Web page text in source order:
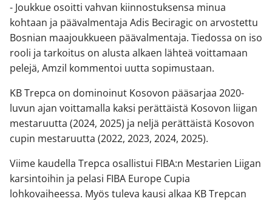
- Joukkue osoitti vahvan kiinnostuksensa minua
kohtaan ja päävalmentaja Adis Beciragic on arvostettu
Bosnian maajoukkueen päävalmentaja. Tiedossa on iso
rooli ja tarkoitus on alusta alkaen lähteä voittamaan
pelejä, Amzil kommentoi uutta sopimustaan.
KB Trepca on dominoinut Kosovon pääsarjaa 2020-
luvun ajan voittamalla kaksi perättäistä Kosovon liigan
mestaruutta (2024, 2025) ja neljä perättäistä Kosovon
cupin mestaruutta (2022, 2023, 2024, 2025).
Viime kaudella Trepca osallistui FIBA:n Mestarien Liigan
karsintoihin ja pelasi FIBA Europe Cupia
lohkovaiheessa. Myös tuleva kausi alkaa KB Trepcan